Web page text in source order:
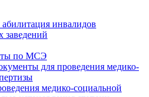
инвалидов
заведений
по МСЭ
для проведения медико-
медико-социальной